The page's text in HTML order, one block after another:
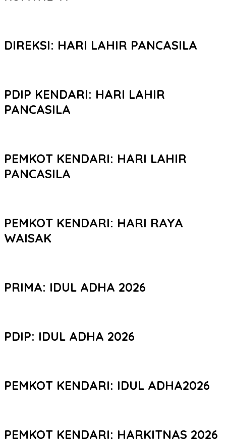
DIREKSI: HARI LAHIR PANCASILA
PDIP KENDARI: HARI LAHIR
PANCASILA
PEMKOT KENDARI: HARI LAHIR
PANCASILA
PEMKOT KENDARI: HARI RAYA
WAISAK
PRIMA: IDUL ADHA 2026
PDIP: IDUL ADHA 2026
PEMKOT KENDARI: IDUL ADHA2026
PEMKOT KENDARI: HARKITNAS 2026